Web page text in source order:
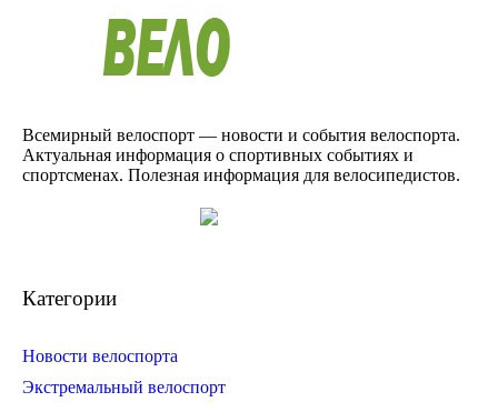
Всемирный велоспорт — новости и события велоспорта.
Актуальная информация о спортивных событиях и
спортсменах. Полезная информация для велосипедистов.
Категории
Новости велоспорта
Экстремальный велоспорт